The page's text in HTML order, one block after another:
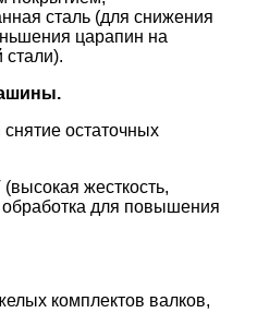
сталь (для снижения
царапин на
остаточных
жесткость,
обработка для повышения
комплектов валков,